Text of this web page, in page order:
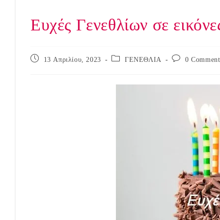
Ευχές Γενεθλίων σε
Post
13 Απριλίου, 2023
Post ΓΕΝΕΘΛΙΑ
Post 0